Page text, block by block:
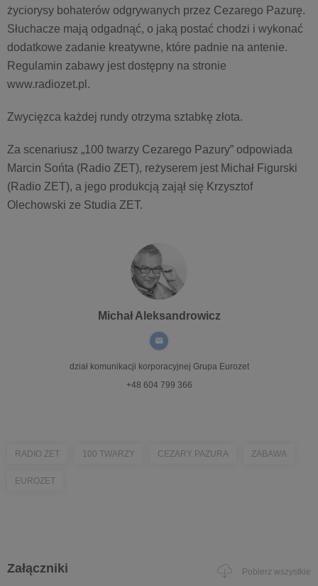
życiorysy bohaterów odgrywanych przez Cezarego Pazurę.
Słuchacze mają odgadnąć, o jaką postać chodzi i wykonać
dodatkowe zadanie kreatywne, które padnie na antenie.
Regulamin zabawy jest dostępny na stronie
www.radiozet.pl.
Zwycięzca każdej rundy otrzyma sztabkę złota.
Za scenariusz „100 twarzy Cezarego Pazury” odpowiada
Marcin Sońta (Radio ZET), reżyserem jest Michał Figurski
(Radio ZET), a jego produkcją zajął się Krzysztof
Olechowski ze Studia ZET.
Michał Aleksandrowicz
dział komunikacji korporacyjnej Grupa Eurozet
+48 604 799 366
RADIO ZET 100 TWARZY CEZARY PAZURA ZABAWA
EUROZET
Załączniki Pobierz wszystkie